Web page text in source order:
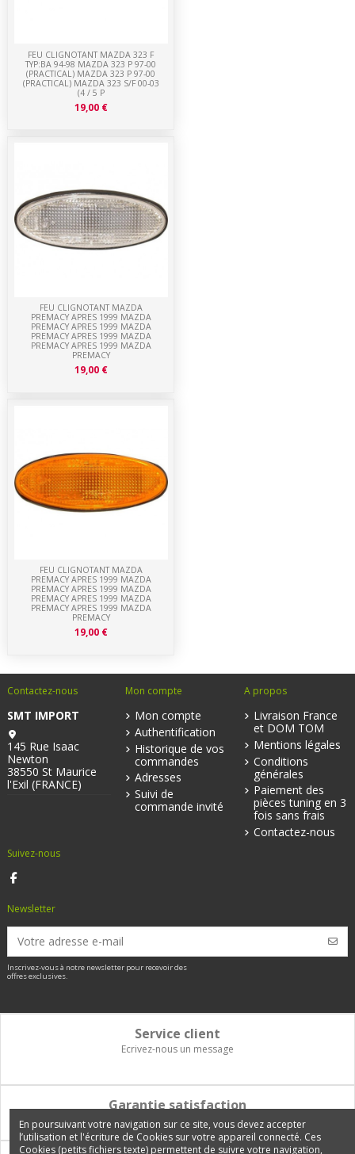
FEU CLIGNOTANT MAZDA
PREMACY APRES 1999 MAZDA
PREMACY APRES 1999 MAZDA
PREMACY APRES 1999 MAZDA
PREMACY APRES 1999 MAZDA
PREMACY
19,00 €
FEU CLIGNOTANT MAZDA
PREMACY APRES 1999 MAZDA
PREMACY APRES 1999 MAZDA
PREMACY APRES 1999 MAZDA
PREMACY APRES 1999 MAZDA
PREMACY
19,00 €
FEU CLIGNOTANT MAZDA 323 F
TYP:BA 94-98 MAZDA 323 P 97-00
(PRACTICAL) MAZDA 323 P 97-00
(PRACTICAL) MAZDA 323 S/F 00-03
(4 / 5 P
19,00 €
Contactez-nous
SMT IMPORT
145 Rue Isaac
Newton
38550 St Maurice
l'Exil (FRANCE)
Mon compte
Mon compte
Authentification
Historique de vos
commandes
Adresses
Suivi de
commande invité
A propos
Livraison France
et DOM TOM
Mentions légales
Conditions
générales
Paiement des
pièces tuning en 3
fois sans frais
Contactez-nous
Suivez-nous
Newsletter
Inscrivez-vous à notre newsletter pour recevoir des
offres exclusives.
Service client
Ecrivez-nous un message
Garantie satisfaction
Vous disposez de 14 jours pour changer d'avis et être remboursé
En poursuivant votre navigation sur ce site, vous devez accepter
l’utilisation et l'écriture de Cookies sur votre appareil connecté. Ces
Cookies (petits fichiers texte) permettent de suivre votre navigation,